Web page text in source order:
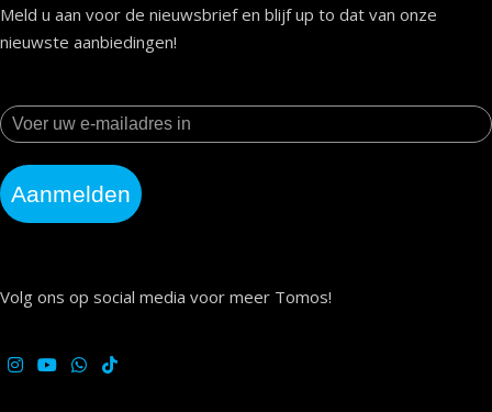
Meld u aan voor de nieuwsbrief en blijf up to dat van onze
nieuwste aanbiedingen!
Aanmelden
Volg ons op social media voor meer Tomos!